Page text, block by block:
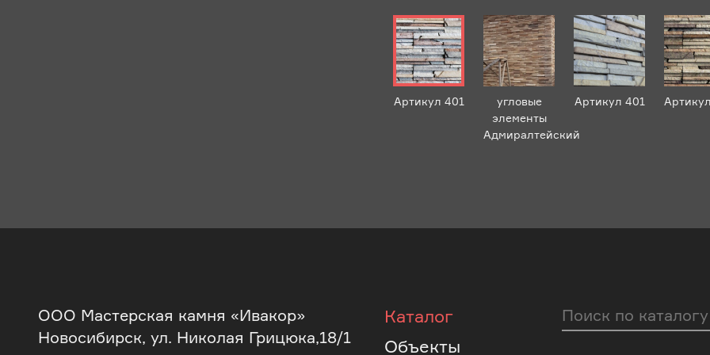
Артикул 401
угловые
элементы
Адмиралтейский
Артикул 401
ООО Мастерская камня «Ивакор»
Новосибирск, ул. Николая Грицюка,18/1
Каталог
Объекты